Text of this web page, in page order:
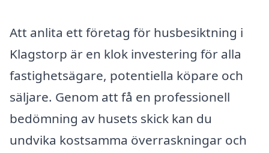
Att anlita ett företag för husbesiktning i
Klagstorp är en klok investering för alla
fastighetsägare, potentiella köpare och
säljare. Genom att få en professionell
bedömning av husets skick kan du
undvika kostsamma överraskningar och